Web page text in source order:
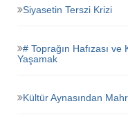
Siyasetin Terszi Krizi
# Toprağın Hafızası ve
Yaşamak
Kültür Aynasından